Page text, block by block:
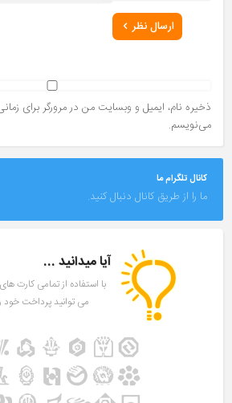
ارسال نظر
ذخیره نام، ایمیل و وبسایت من در مرورگر برای
می‌نویسم.
کانال تلگرام ما
ما را از طریق کانال دنبال کنید.
آیا میدانید ...
با استفاده از تمامی کارت
می توانید پرداخت خود